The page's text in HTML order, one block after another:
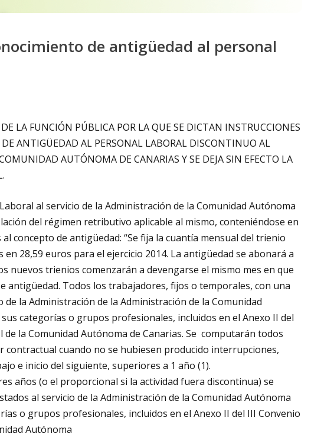
de antigüedad al personal
LA FUNCIÓN PÚBLICA POR LA QUE SE DICTAN INSTRUCCIONES
ANTIGÜEDAD AL PERSONAL LABORAL DISCONTINUO AL
AUTÓNOMA DE CANARIAS Y SE DEJA SIN EFECTO LA
al servicio de la Administración de la Comunidad Autónoma
del régimen retributivo aplicable al mismo, conteniéndose en
concepto de antigüedad: “Se fija la cuantía mensual del trienio
28,59 euros para el ejercicio 2014. La antigüedad se abonará a
nuevos trienios comenzarán a devengarse el mismo mes en que
antigüedad. Todos los trabajadores, fijos o temporales, con una
la Administración de la Administración de la Comunidad
categorías o grupos profesionales, incluidos en el Anexo II del
la Comunidad Autónoma de Canarias. Se computarán todos
contractual cuando no se hubiesen producido interrupciones,
e inicio del siguiente, superiores a 1 año (1).
años (o el proporcional si la actividad fuera discontinua) se
al servicio de la Administración de la Comunidad Autónoma
o grupos profesionales, incluidos en el Anexo II del III Convenio
Autónoma